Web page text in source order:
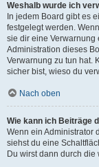
Weshalb wurde ich
In jedem Board gibt es
festgelegt werden.
sie dir eine Verwarnung
Administration dieses
Verwarnung zu tun hat.
sicher bist, wieso du
Nach oben
Wie kann ich Beiträge
Wenn ein Administrator
siehst du eine
Du wirst dann durch